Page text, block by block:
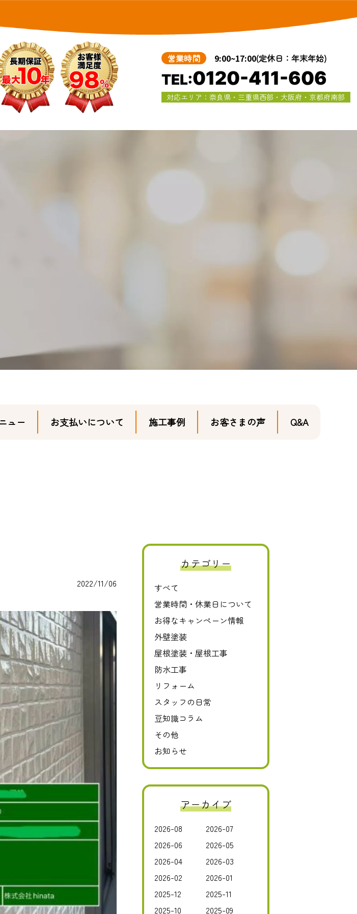
営業時間 9:00~17:00(定休日：年末年始)
TEL:0120-411-606
対応エリア：奈良県・三重県西部・大阪府・京都府南部
ュー お支払いについて 施工事例 お客さまの声 Q&A
2022/11/06
カテゴリー
すべて
営業時間・休業日について
お得なキャンペーン情報
外壁塗装
屋根塗装・屋根工事
防水工事
リフォーム
スタッフの日常
豆知識コラム
その他
お知らせ
アーカイブ
2026-08
2026-07
2026-06
2026-05
2026-04
2026-03
2026-02
2026-01
2025-12
2025-11
2025-10
2025-09
0120-411-606